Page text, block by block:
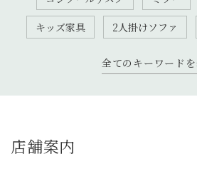
キッズ家具
2人掛けソファ
全てのキーワード
店舗案内